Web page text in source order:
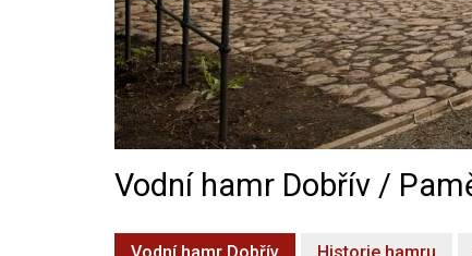
Vodní hamr Dobřív /